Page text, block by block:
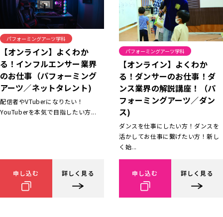
パフォーミングアーツ学科
【オンライン】よくわか
る！インフルエンサー業界
のお仕事（パフォーミング
アーツ／ネットタレント)
配信者やVTuberになりたい！
YouTuberを本気で目指したい方...
申し込む 詳しく見る
パフォーミングアーツ学科
【オンライン】よくわか
る！ダンサーのお仕事！ダ
ンス業界の解説講座！（パ
フォーミングアーツ／ダン
ス)
ダンスを仕事にしたい方！ダンスを
活かしてお仕事に繋げたい方！新し
く始...
申し込む 詳しく見る